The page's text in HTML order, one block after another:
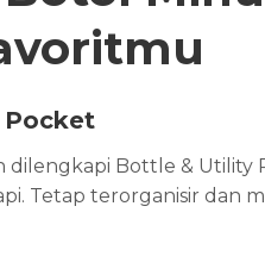
dilengkapi Bottle &
Tetap terorganisir dan